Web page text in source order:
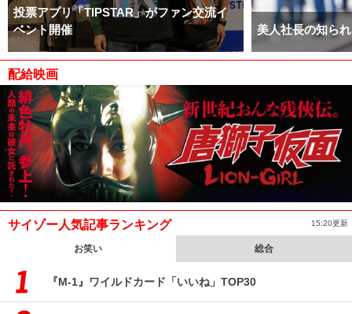
投票アプリ「TIPSTAR」がファン交流イ
ベント開催
美人社長の知ら
配給映画
サイゾー人気記事ランキング 15:20更新
お笑い 総合
『M-1』ワイルドカード「いいね」TOP30